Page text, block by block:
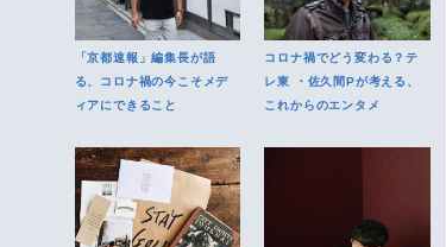
「京都速報」編集長が語
る、コロナ禍の今こそメデ
ィアにできること
コロナ禍でどう変わる？テ
レ東 ・佐久間Pが考える、
これからのエンタメ